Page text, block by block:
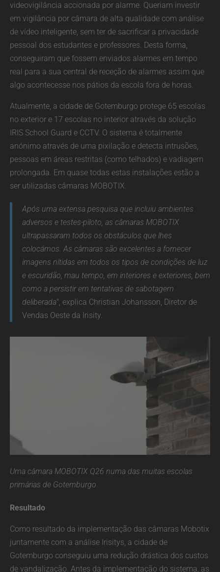
videovigilância accionada por alarme. Queriam investir
em vigilância por câmara de alta qualidade com análise
de vídeo inteligente, sem ter de sacrificar a privacidade
pessoal dos estudantes e professores. Desta forma,
conseguiram que fossem enviados alarmes em tempo
real para a sua central de receção de alarmes assim que
algo acontecesse nos pátios da escola fora de horas.
Atualmente, a cidade de Gotemburgo protege 65 escolas
no exterior e 17 escolas no interior através da solução
IRIS School Guard e CCTV. O sistema é totalmente
anónimo através de uma pixilação e detecta intrusões,
pessoas em áreas restritas (como telhados) e vadiagem
prolongada. Em quase todas estas instalações estão a
ser utilizadas câmaras MOBOTIX.
Após uma extensa pesquisa que incluiu ambientes
adversos e testes-piloto, as câmaras MOBOTIX
ultrapassaram todos os obstáculos que lhes
colocámos. As câmaras são excelentes a fornecer
imagens nítidas em todos os tipos de condições de luz
e escuridão, mau tempo, em interiores e exteriores, bem
como a persistir em tentativas de sabotagem
deliberada", explica Christian Johansson, Diretor de
Vendas Oeste da Irisity.
Uma câmara MOBOTIX Q26 numa das muitas escolas
primárias de Gotemburgo
Resultado
Como resultado da implementação das câmaras Mobotix
juntamente com a análise Irisitys, a cidade de
Gotemburgo conseguiu uma redução drástica dos custos
de vandalização. Antes da implementação do sistema, as